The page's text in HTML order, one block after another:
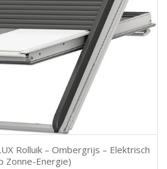
Rolluik – Ombergrijs – Elektrisch
Zonne-Energie)